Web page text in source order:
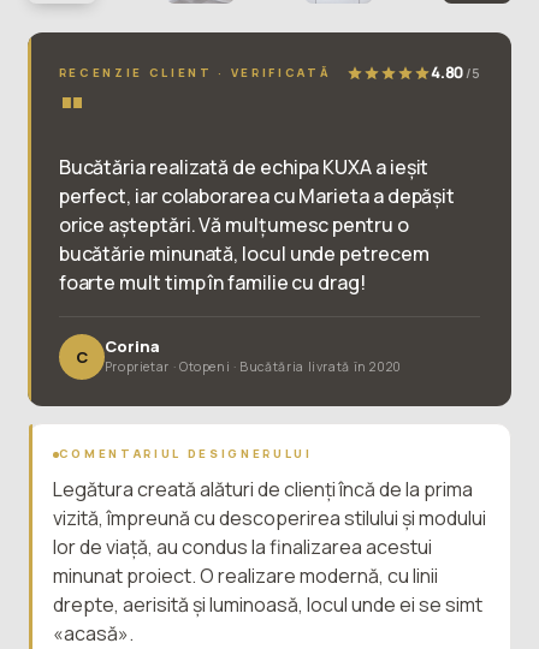
RECENZIE CLIENT · VERIFICATĂ 4.80 /5
"
Bucătăria realizată de echipa KUXA a ieșit
perfect, iar colaborarea cu Marieta a depășit
orice așteptări. Vă mulțumesc pentru o
bucătărie minunată, locul unde petrecem
foarte mult timp în familie cu drag!
C Corina
Proprietar · Otopeni · Bucătăria livrată în 2020
COMENTARIUL DESIGNERULUI
Legătura creată alături de clienți încă de la prima
vizită, împreună cu descoperirea stilului și modului
lor de viață, au condus la finalizarea acestui
minunat proiect. O realizare modernă, cu linii
drepte, aerisită și luminoasă, locul unde ei se simt
«acasă».